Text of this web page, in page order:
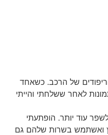
של הרכב. כשאחד
לאחר ששלחתי והייתי
עוד יותר. הופתעתי
ואשתמש בשרות שלהם גם